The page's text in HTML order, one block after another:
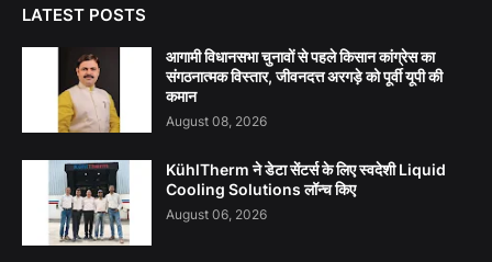
LATEST POSTS
आगामी विधानसभा चुनावों से पहले किसान कांग्रेस का
संगठनात्मक विस्तार, जीवनदत्त अरगड़े को पूर्वी यूपी की
कमान
August 08, 2026
KühlTherm ने डेटा सेंटर्स के लिए स्वदेशी Liquid
Cooling Solutions लॉन्च किए
August 06, 2026